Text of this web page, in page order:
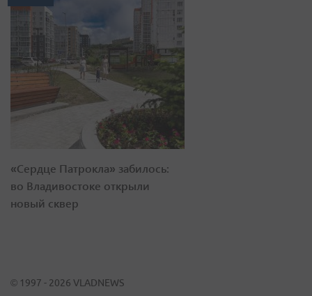
«Сердце Патрокла» забилось:
во Владивостоке открыли
новый сквер
© 1997 - 2026 VLADNEWS